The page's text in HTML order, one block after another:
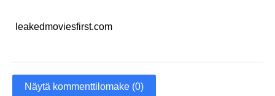
leakedmoviesfirst.com
Näytä kommenttilomake (0)